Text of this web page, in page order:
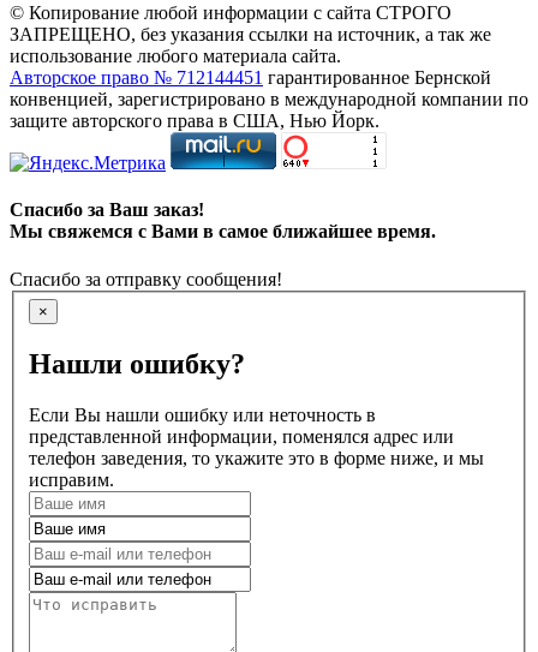
© Копирование любой информации с сайта СТРОГО
ЗАПРЕЩЕНО, без указания ссылки на источник, а так же
использование любого материала сайта.
Авторское право № 712144451 гарантированное Бернской
конвенцией, зарегистрировано в международной компании по
защите авторского права в США, Нью Йорк.
Спасибо за Ваш заказ!
Мы свяжемся с Вами в самое ближайшее время.
Спасибо за отправку сообщения!
×
Нашли ошибку?
Если Вы нашли ошибку или неточность в
представленной информации, поменялся адрес или
телефон заведения, то укажите это в форме ниже, и мы
исправим.